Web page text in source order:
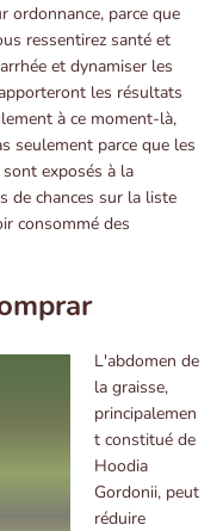
ordonnance, parce que
ressentirez santé et
et dynamiser les
les résultats
à ce moment-là,
seulement parce que les
exposés à la
de chances sur la liste
consommé des
L'abdomen de
la graisse,
principalemen
t constitué de
Hoodia
Gordonii, peut
réduire